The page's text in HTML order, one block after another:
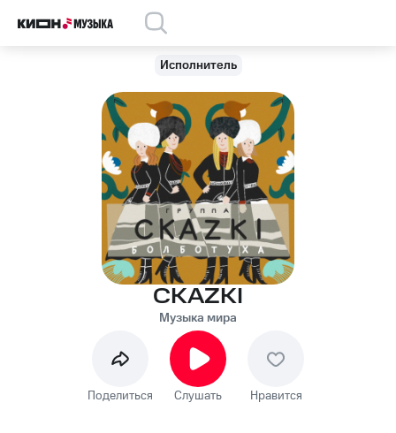
Исполнитель
СКАZKI
Музыка мира
Поделиться Слушать Нравится